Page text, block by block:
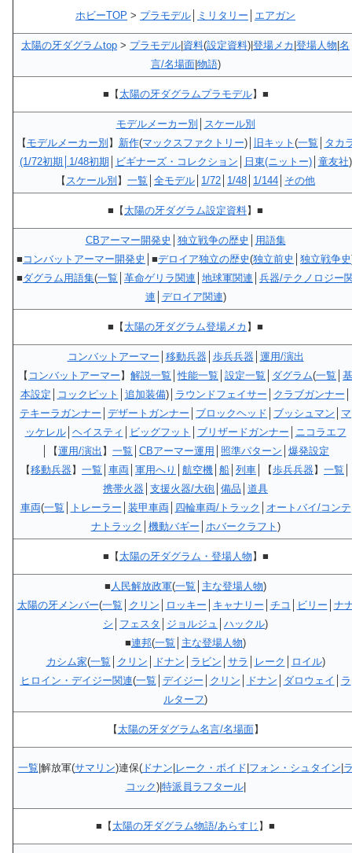
ホビーTOP > プラモデル ミリタリー エアガン
太陽の牙ダグラムtop > プラモデル 資料(設定資料)| 登場メカ 登場人物 名
言/名場面| 物語)
■【太陽の牙ダグラムプラモデル】■
モデルメーカー別
スケール別
【 モデルメーカー別 】 新作(マックスファクトリー)│ 旧キット (一覧
タカ
(1/72初期│1/48初期
ビギナーズ・コレクション 日東(ニットー)│ 童友社)
【 スケール別 】 一覧 全モデル 1/72 1/48 1/144 その他
■【太陽の牙ダグラム設定資料】■
CBアーマー開発史 独立戦争の歴史
用語集
■ コンバットアーマー開発史 │■デロイア独立の歴史(独立前史 独立戦争史
■ダグラム用語集(一覧 革命ゲリラ関連 地球軍関連 兵器/テクノロジー
連 デロイア関連)
■【太陽の牙ダグラム登場メカ 】■
コンバットアーマー 移動兵器 歩兵兵器 運用/演出
【 コンバットアーマー 】 解説一覧 │性能一覧 設定一覧 ダグラム(一覧 基
本設定
コックピット 追加装備)│ ラウンドフェイサー クラブガンナー
テキーラガンナー デザートガンナー ブロックヘッド ブッシュマン
マ
ッケレル│ ヘイスティ ビッグフット ブリザードガンナー
ニコラエフ
│【運用/演出 】 一覧 CBアーマー運用 照準パターン 爆発設定
【移動兵器 】 一覧 車両 軍用へり 航空機 船 列車 │【歩兵兵器 】 一覧
携帯火器 支援火器/大砲 備品 道具
車両(一覧 トレーラー 装甲車両 四輪車両/トラック
オートバイ/コンテ
ナトラック
機動バギー ホバークラフト )
■【太陽の牙ダグラム・登場人物 】■
■ 人民解放政軍(一覧 主な登場人物)
太陽の牙メンバー(一覧 クリン ロッキー キャナリー チコ ビリー ナ
シ
フェスタ ジョルジュ ハックル)
■連邦(一覧 主な登場人物)
カシム家(一覧 クリン ドナン ラビン サラ レーク ロイル)
ヒロイン・デイジー関連(一覧 デイジー クリン ドナン ダロウェイ
ラ
ルターフ)
【太陽の牙ダグラム名言/名場面】
一覧 |解放軍(サマリン)連保(ドナン レーク・ボイド フォン・シュタイン
コック)| 特派員ラフタール|
■【太陽の牙ダグラム物語/あらすじ 】■